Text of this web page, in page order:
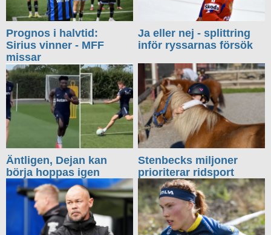
Prognos i halvtid:
Sirius vinner - MFF
missar
Ja eller nej - splittring
inför ryssarnas försök
Äntligen, Dejan kan
börja hoppas igen
Stenbecks miljoner
prioriterar ridsport